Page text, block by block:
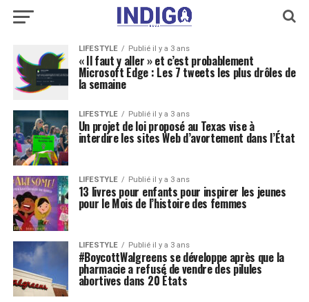
LIFESTYLE Publié il y a 3 ans
« Il faut y aller » et c’est probablement
Microsoft Edge : Les 7 tweets les plus drôles de
la semaine
LIFESTYLE Publié il y a 3 ans
Un projet de loi proposé au Texas vise à
interdire les sites Web d’avortement dans l’État
LIFESTYLE Publié il y a 3 ans
13 livres pour enfants pour inspirer les jeunes
pour le Mois de l’histoire des femmes
LIFESTYLE Publié il y a 3 ans
#BoycottWalgreens se développe après que la
pharmacie a refusé de vendre des pilules
abortives dans 20 États